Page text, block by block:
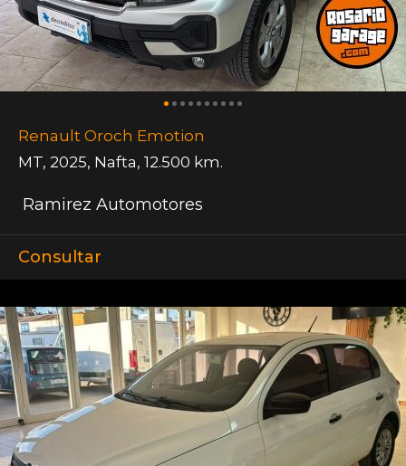
Renault Oroch Emotion
MT, 2025, Nafta, 12.500 km.
Ramirez Automotores
Consultar